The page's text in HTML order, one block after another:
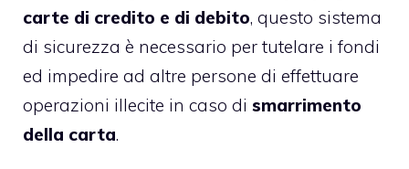
carte di credito e di debito, questo sistema
di sicurezza è necessario per tutelare i fondi
ed impedire ad altre persone di effettuare
operazioni illecite in caso di smarrimento
della carta.